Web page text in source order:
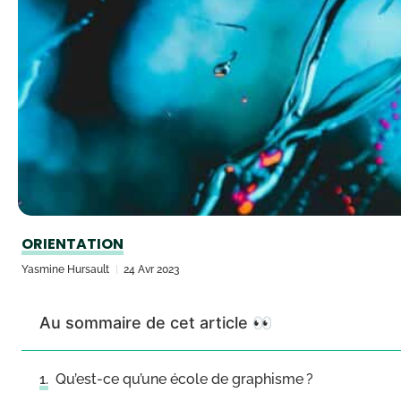
ORIENTATION
Yasmine Hursault 24 Avr 2023
Au sommaire de cet article 👀
Qu’est-ce qu’une école de graphisme ?